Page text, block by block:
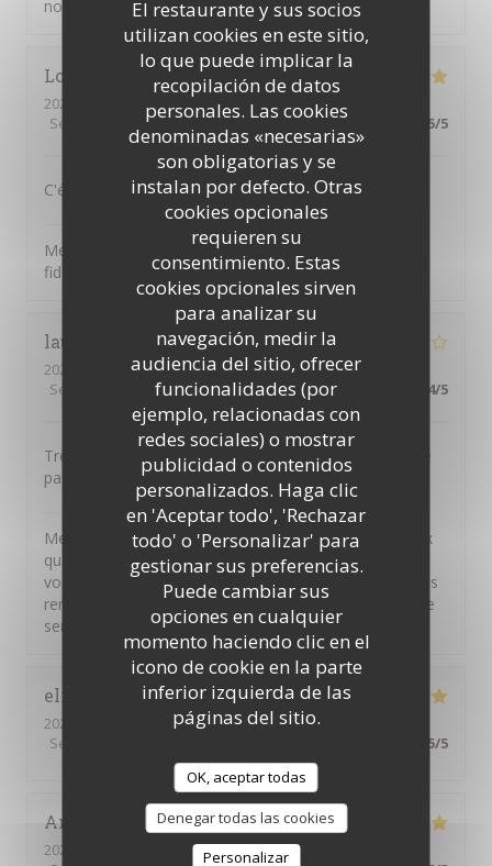
El restaurante y sus socios
utilizan cookies en este sitio,
lo que puede implicar la
recopilación de datos
personales. Las cookies
denominadas «necesarias»
son obligatorias y se
instalan por defecto. Otras
cookies opcionales
requieren su
consentimiento. Estas
cookies opcionales sirven
para analizar su
navegación, medir la
audiencia del sitio, ofrecer
funcionalidades (por
ejemplo, relacionadas con
redes sociales) o mostrar
publicidad o contenidos
personalizados. Haga clic
en 'Aceptar todo', 'Rechazar
todo' o 'Personalizar' para
gestionar sus preferencias.
Puede cambiar sus
opciones en cualquier
momento haciendo clic en el
icono de cookie en la parte
inferior izquierda de las
páginas del sitio.
OK, aceptar todas
Denegar todas las cookies
Personalizar
notre petit restaurant italien
Lora
2026-03-31
- 12:15 - Invitados 3
Servicio
Ambiente:5/5 Menú: 5/5 Calidad / Precio 5/5
C'était délicieux et un vrai plaisir - comme toujours.
ha respondido a su opinión
Merci pour vos commentaires, Lora, et pour votre
fidélité !
laurence
2026-03-13
- 21:00 - Invitados 2
Servicio
Ambiente:3/5 Menú: 4/5 Calidad / Precio 4/5
Très bons plats . Accueil très moyen , personnel qui ne
parle pas.
il Bacaro ha respondido a su opinión
Merci pour vos commentaires. Nous sommes heureux
que vous ayez apprécié nos plats. Il n'appartient qu'à
vous de solliciter notre personnel pour faire part de vos
remarques ou de vos questions, nous sommes à votre
service
elisabeth
2026-03-10
- 19:45 - Invitados 3
Servicio
5/5
Anna
2026-01-14
- 19:30 - Invitados 2